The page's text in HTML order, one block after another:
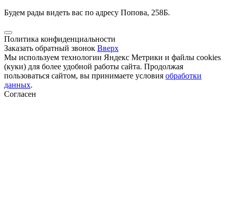
Будем рады видеть вас по адресу Попова, 258Б.
Политика конфиденциальности
Заказать обратный звонок Вверх
Мы используем технологии Яндекс Метрики и файлы cookies
(куки) для более удобной работы сайта. Продолжая
пользоваться сайтом, вы принимаете условия обработки
данных.
Согласен